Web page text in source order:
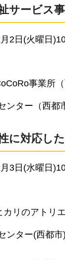
サービス
2日(火曜日
事業所（
ンター（西都
に対応し
3日(水曜日
リのアトリエ
ンター(西都市)